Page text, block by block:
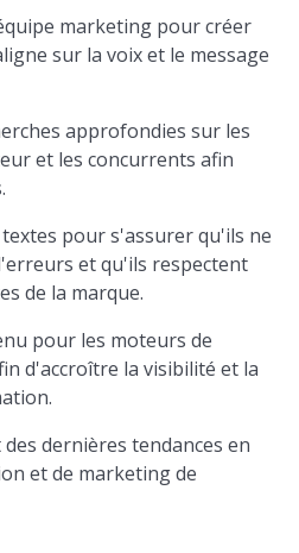
marketing pour créer
sur la voix et le message
approfondies sur les
et les concurrents afin
pour s'assurer qu'ils ne
et qu'ils respectent
de la marque.
pour les moteurs de
d'accroître la visibilité et la
dernières tendances en
et de marketing de